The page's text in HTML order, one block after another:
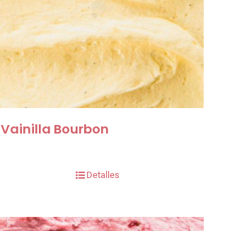
Vainilla Bourbon
Detalles